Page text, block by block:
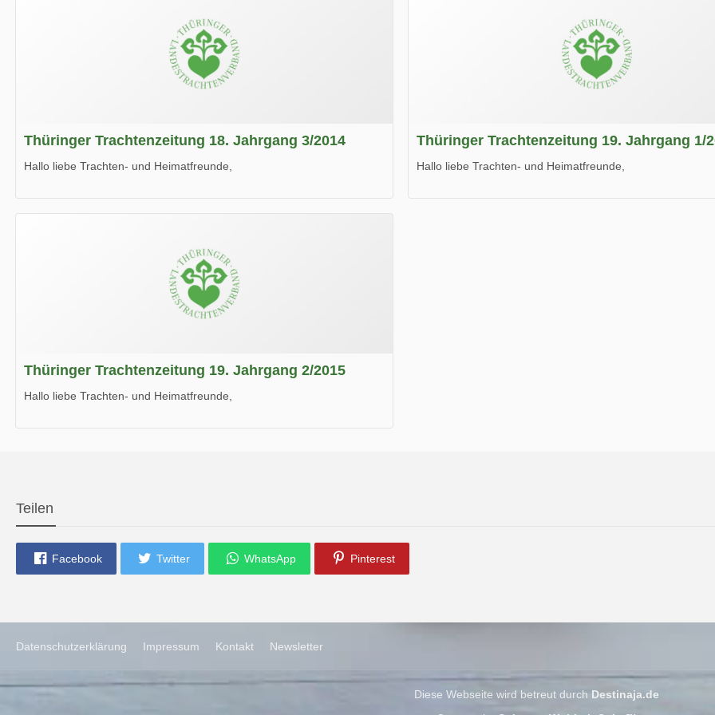
Thüringer Trachtenzeitung 18. Jahrgang 3/2014
Hallo liebe Trachten- und Heimatfreunde,
Wir wünschen Euch viel Spaß beim Lesen.
Thüringer Trachtenzeitung 19. Jahrgang 1/
Hallo liebe Trachten- und Heimatfreunde,
Thüringer Trachtenzeitung 19. Jahrgang 2/2015
Hallo liebe Trachten- und Heimatfreunde,
Teilen
Facebook Twitter WhatsApp Pinterest
Datenschutzerklärung Impressum Kontakt Newsletter
Diese Webseite wird betreut durch Destinaja.de